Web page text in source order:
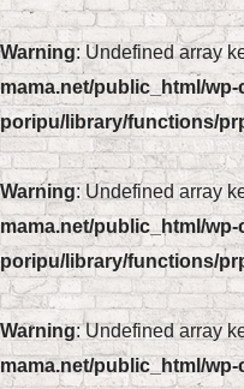
Warning: Undefined array
mama.net/public_html/
poripu/library/functions/
Warning: Undefined array
mama.net/public_html/
poripu/library/functions/
Warning: Undefined array
mama.net/public_html/